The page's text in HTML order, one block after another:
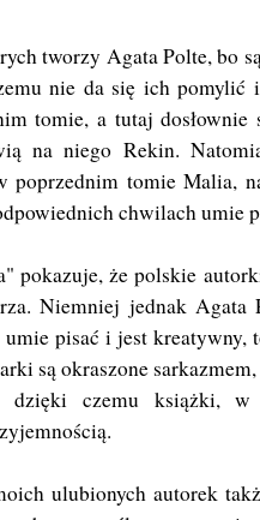
tworzy Agata Polte, bo
nie da się ich
tomie, a tutaj dosłownie
na niego Rekin.
poprzednim tomie Malia,
chwilach umie
pokazuje, że polskie
Niemniej jednak
umie pisać i jest
są okraszone
czemu książki,
ulubionych autorek